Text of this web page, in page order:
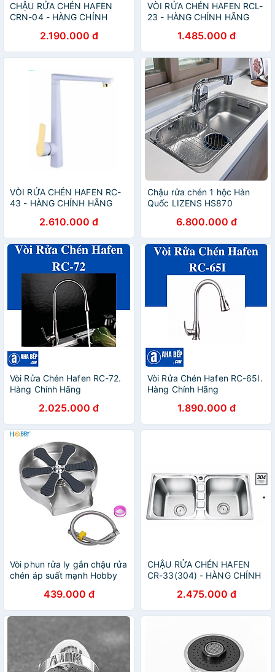
CHẬU RỬA CHÉN HAFEN
CRN-04 - HÀNG CHÍNH
2.190.000 đ
VÒI RỬA CHÉN HAFEN RCL-
23 - HÀNG CHÍNH HÃNG
1.485.000 đ
VÒI RỬA CHÉN HAFEN RC-
43 - HÀNG CHÍNH HÃNG
2.610.000 đ
Chậu rửa chén 1 hộc Hàn
Quốc LIZENS HS870
6.800.000 đ
Vòi Rửa Chén Hafen RC-72.
Hàng Chính Hãng
2.025.000 đ
Vòi Rửa Chén Hafen RC-65I.
Hàng Chính Hãng
1.890.000 đ
Vòi phun rửa ly gắn chậu rửa
chén áp suất mạnh Hobby
439.000 đ
CHẬU RỬA CHÉN HAFEN
CR-33(304) - HÀNG CHÍNH
2.475.000 đ